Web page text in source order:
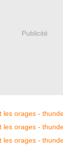
Publicité